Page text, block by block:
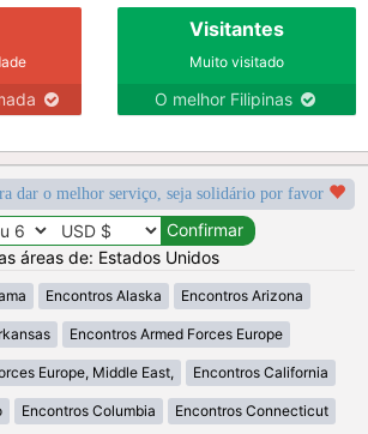
Visitantes
Muito visitado
O melhor Filipinas
dar o melhor serviço, seja solidário por favor
áreas de: Estados Unidos
Encontros Alaska Encontros Arizona
Encontros Armed Forces Europe
Europe, Middle East, Encontros California
Encontros Columbia Encontros Connecticut